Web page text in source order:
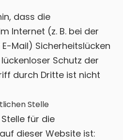
dass die
Internet (z. B. bei der
Mail) Sicherheitslücken
Schutz der
durch Dritte ist nicht
Stelle
für die
dieser Website ist: